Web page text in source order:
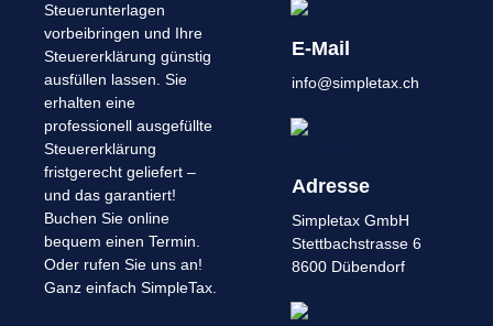
Steuerunterlagen
vorbeibringen und Ihre
Steuererklärung günstig
ausfüllen lassen. Sie
erhalten eine
professionell ausgefüllte
Steuererklärung
fristgerecht geliefert –
und das garantiert!
Buchen Sie online
bequem einen Termin.
Oder rufen Sie uns an!
Ganz einfach SimpleTax.
E-Mail
info@simpletax.ch
Adresse
Simpletax GmbH
Stettbachstrasse 6
8600 Dübendorf